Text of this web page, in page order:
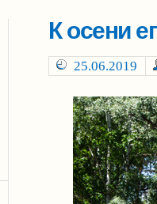
К осени
25.06.2019